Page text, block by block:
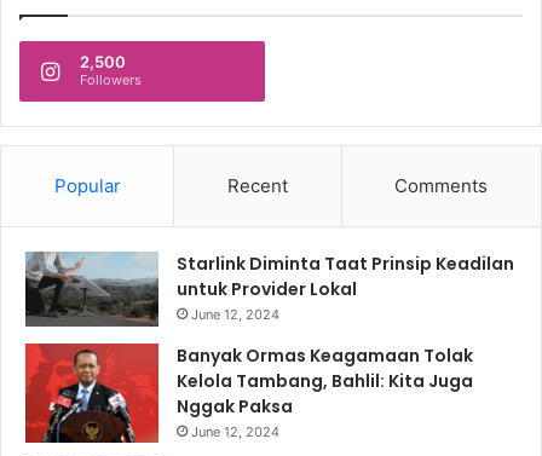
2,500
Followers
Popular Recent Comments
Starlink Diminta Taat Prinsip Keadilan
untuk Provider Lokal
June 12, 2024
Banyak Ormas Keagamaan Tolak
Kelola Tambang, Bahlil: Kita Juga
Nggak Paksa
June 12, 2024